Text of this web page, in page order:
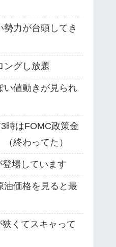
勢力が台頭してき
ングし放題
い値動きが見られ
時はFOMC政策金
終わってた）
場しています
油価格を見ると最
くてスキャって